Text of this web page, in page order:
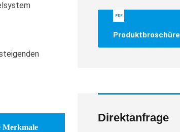
Merkmale
Produktbroschüre
PDF
Direktanfrage